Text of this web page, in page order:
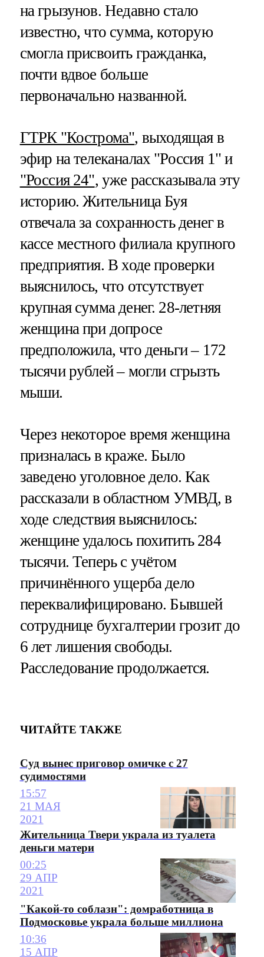
на грызунов. Недавно стало
известно, что сумма, которую
смогла присвоить гражданка,
почти вдвое больше
первоначально названной.
ГТРК "Кострома", выходящая в
эфир на телеканалах "Россия 1" и
"Россия 24", уже рассказывала эту
историю. Жительница Буя
отвечала за сохранность денег в
кассе местного филиала крупного
предприятия. В ходе проверки
выяснилось, что отсутствует
крупная сумма денег. 28-летняя
женщина при допросе
предположила, что деньги – 172
тысячи рублей – могли сгрызть
мыши.
Через некоторое время женщина
призналась в краже. Было
заведено уголовное дело. Как
рассказали в областном УМВД, в
ходе следствия выяснилось:
женщине удалось похитить 284
тысячи. Теперь с учётом
причинённого ущерба дело
переквалифицировано. Бывшей
сотруднице бухгалтерии грозит до
6 лет лишения свободы.
Расследование продолжается.
ЧИТАЙТЕ ТАКЖЕ
Суд вынес приговор омичке с 27
судимостями
15:57
21 МАЯ
2021
Жительница Твери украла из туалета
деньги матери
00:25
29 АПР
2021
"Какой-то соблазн": домработница в
Подмосковье украла больше миллиона
10:36
15 АПР